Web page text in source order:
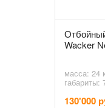
Wacker
масса: 24
габариты:
130'000